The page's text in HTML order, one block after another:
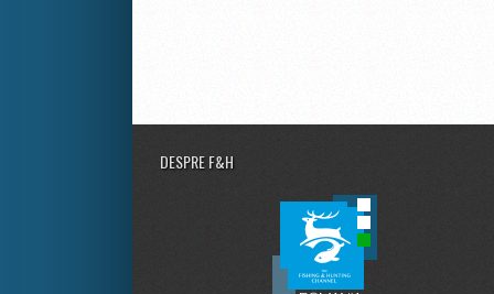
DESPRE F&H